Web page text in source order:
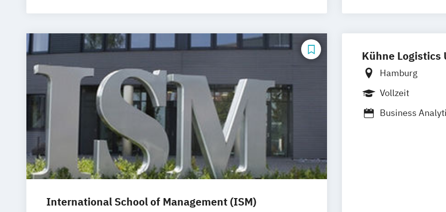
International School of Management (ISM)
Kühne Logistics
Hamburg
Vollzeit
Business